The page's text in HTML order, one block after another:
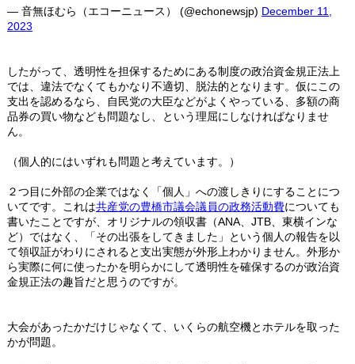
— 音無ほむら（エコーニュース） (@echonewsjp) December 11,
2023
したがって、透明性を担保するためにある制度の政治資金規正法上
では、違法でなくてもかなり不適切、脱法的となります。仮にこの
支出を認めるなら、自民党の大臣などがよくやっている、多額の商
品券の買い物なども問題なし、という理屈にしなければなりませ
ん。
（個人的にはいずれも問題と考えています。）
２つ目に外部の企業ではなく「個人」への渡しきりにすることにつ
いてです。これは共産党の豊橋市議会議員の政務活動費についても
書いたことですが、オリジナルの領収書（ANA、JTB、東横インな
ど）ではなく、「その出張をしてきました」という個人の報告を以
て領収証がわりにされると支出実態が外形上わかりません。外形か
ら実際に何に使ったかを明らかにして透明性を確保するのが政治資
金規正法の趣旨だと思うのですが。
大会があったかだけじゃなくて、いくらの航空機とホテルを取った
かが問題。